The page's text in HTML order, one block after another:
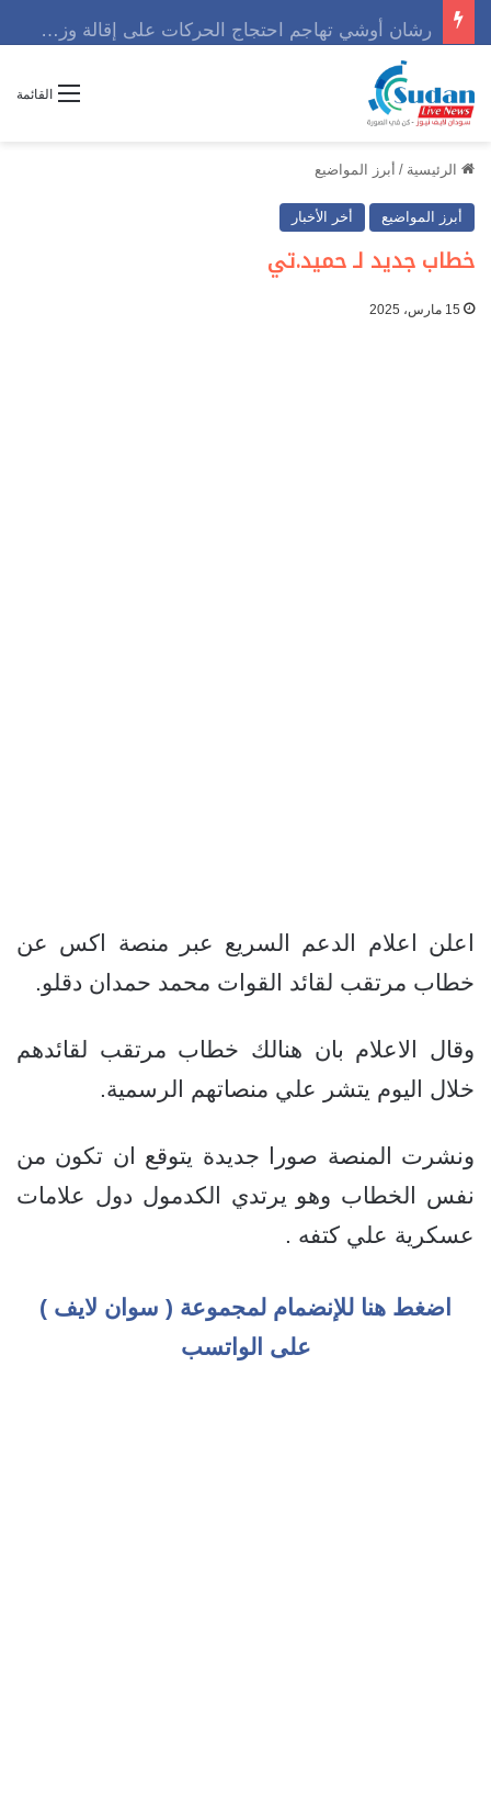
القائمة
الرئيسية / أبرز المواضيع
أبرز المواضيع أخر الأخبار
خطاب جديد لـ حميد.تي
15 مارس، 2025
اعلن اعلام الدعم السريع عبر منصة اكس عن
خطاب مرتقب لقائد القوات محمد حمدان دقلو.
وقال الاعلام بان هنالك خطاب مرتقب لقائدهم
خلال اليوم يتشر علي منصاتهم الرسمية.
ونشرت المنصة صورا جديدة يتوقع ان تكون من
نفس الخطاب وهو يرتدي الكدمول دول علامات
عسكرية علي كتفه .
اضغط هنا للإنضمام لمجموعة ( سوان لايف )
على الواتسب